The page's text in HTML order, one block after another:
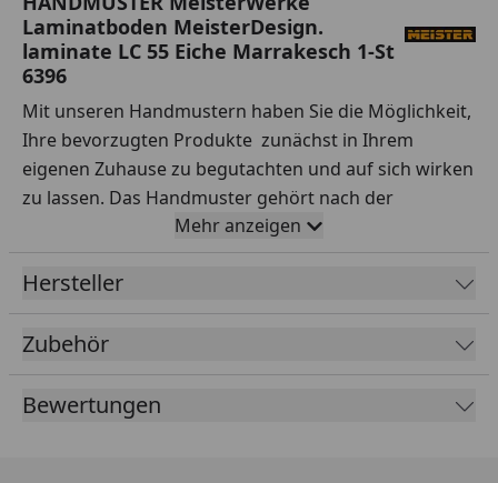
Laminatboden MeisterDesign.
laminate LC 55 Eiche Marrakesch 1-St
6396
Mit unseren Handmustern haben Sie die Möglichkeit,
Ihre bevorzugten Produkte zunächst in Ihrem
eigenen Zuhause zu begutachten und auf sich wirken
zu lassen. Das Handmuster gehört nach der
Lieferung Ihnen, sodass Sie es nach Belieben testen
können.
Sorgfältige Auswahl:
verschiedener Sortimente, Hersteller, Preisklassen
und Qualitäten ausgiebig.
Mehr anzeigen
Hersteller
Zubehör
Bewertungen